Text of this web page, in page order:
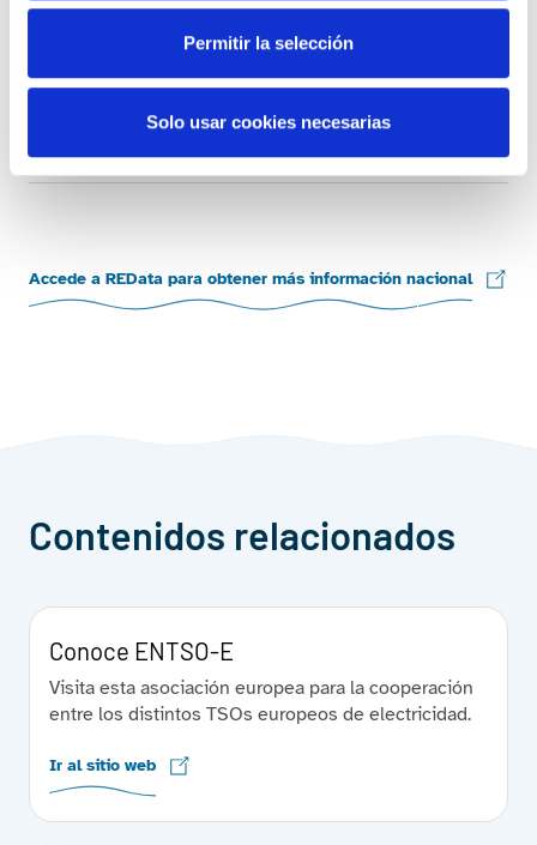
Permitir la selección
Solo usar cookies necesarias
Disponibilidad mensual total de la red de transporte
End of interactive chart.
NOTAS
Accede a REData para obtener más información nacional
Contenidos relacionados
Conoce ENTSO-E
Visita esta asociación europea para la cooperación
entre los distintos TSOs europeos de electricidad.
Ir al sitio web